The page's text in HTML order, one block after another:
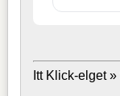
Itt Klick-elget »